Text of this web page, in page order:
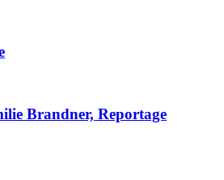
Brandner, Reportage